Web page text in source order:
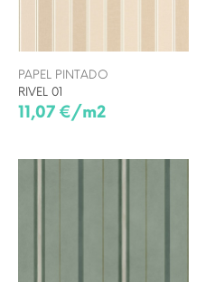
PAPEL PINTADO
RIVEL 01
11,07 €/m2